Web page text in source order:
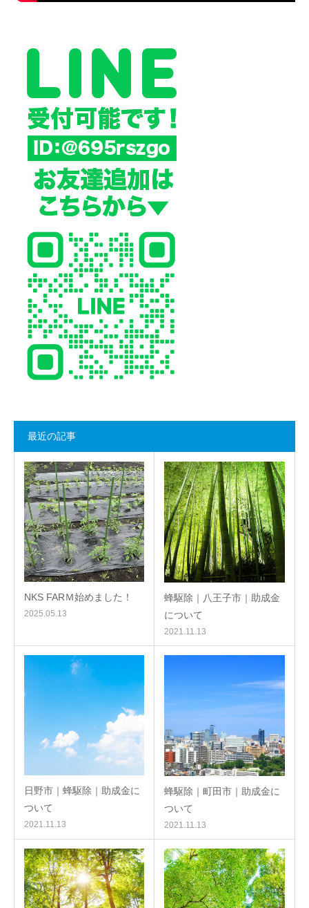
最近の記事
NKS FARＭ始めました！
2025.05.13
蜂駆除｜八王子市｜助成金
について
2021.11.13
日野市｜蜂駆除｜助成金に
ついて
2021.11.13
蜂駆除｜町田市｜助成金に
ついて
2021.11.13